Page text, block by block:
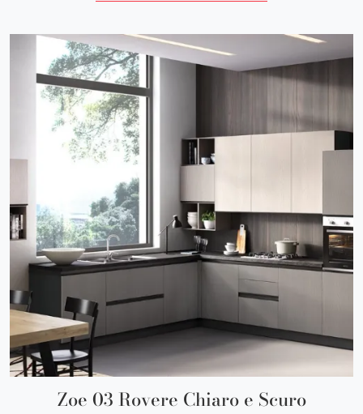
Zoe 03 Rovere Chiaro e Scuro